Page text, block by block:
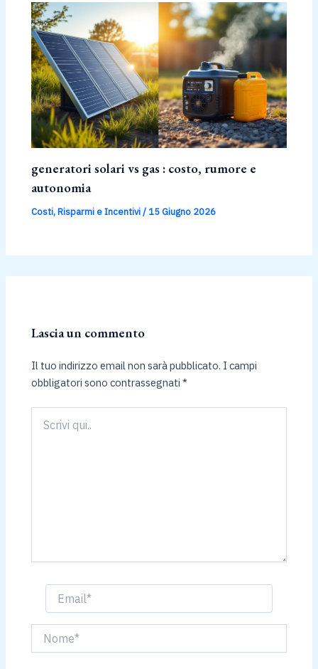
generatori solari vs gas : costo, rumore e
autonomia
Costi, Risparmi e Incentivi/ 15 Giugno 2026
Lascia un commento
Il tuo indirizzo email non sarà pubblicato. I campi
obbligatori sono contrassegnati*
qui..